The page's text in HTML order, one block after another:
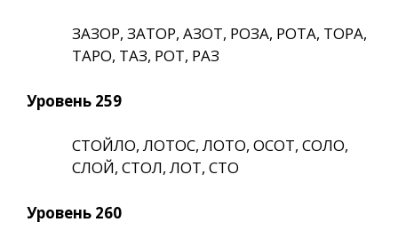
ЗАЗОР, ЗАТОР, АЗОТ, РОЗА, РОТА, ТОРА,
ТАРО, ТАЗ, РОТ, РАЗ
Уровень 259
СТОЙЛО, ЛОТОС, ЛОТО, ОСОТ, СОЛО,
СЛОЙ, СТОЛ, ЛОТ, СТО
Уровень 260